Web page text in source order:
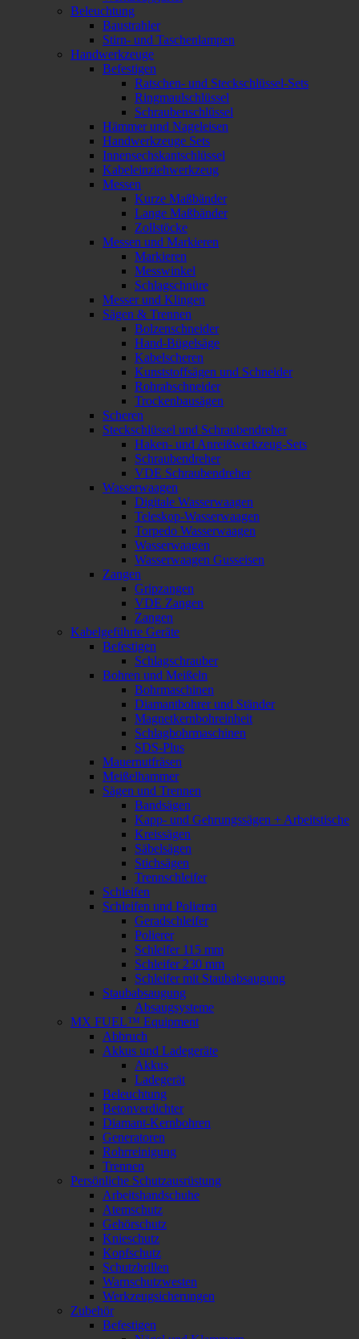
Beleuchtung
Baustrahler
Stirn- und Taschenlampen
Handwerkzeuge
Befestigen
Ratschen- und Steckschlüssel-Sets
Ringmaulschlüssel
Schraubenschlüssel
Hämmer und Nageleisen
Handwerkzeuge Sets
Innensechskantschlüssel
Kabeleinziehwerkzeug
Messen
Kurze Maßbänder
Lange Maßbänder
Zollstöcke
Messen und Markieren
Markieren
Messwinkel
Schlagschnüre
Messer und Klingen
Sägen & Trennen
Bolzenschneider
Hand-Bügelsäge
Kabelscheren
Kunststoffsägen und Schneider
Rohrabschneider
Trockenbausägen
Scheren
Steckschlüssel und Schraubendreher
Haken- und Anreißwerkzeug-Sets
Schraubendreher
VDE Schraubendreher
Wasserwaagen
Digitale Wasserwaagen
Teleskop-Wasserwaagen
Torpedo Wasserwaagen
Wasserwaagen
Wasserwaagen Gusseisen
Zangen
Gripzangen
VDE Zangen
Zangen
Kabelgeführte Geräte
Befestigen
Schlagschrauber
Bohren und Meißeln
Bohrmaschinen
Diamantbohrer und Ständer
Magnetkernbohreinheit
Schlagbohrmaschinen
SDS-Plus
Mauernutfräsen
Meißelhammer
Sägen und Trennen
Bandsägen
Kapp- und Gehrungssägen + Arbeitstische
Kreissägen
Säbelsägen
Stichsägen
Trennschleifer
Schleifen
Schleifen und Polieren
Geradschleifer
Polierer
Schleifer 115 mm
Schleifer 230 mm
Schleifer mit Staubabsaugung
Staubabsaugung
Absaugsysteme
MX FUEL™ Equipment
Abbruch
Akkus und Ladegeräte
Akkus
Ladegerät
Beleuchtung
Betonverdichter
Diamant-Kernbohren
Generatoren
Rohrreinigung
Trennen
Persönliche Schutzausrüstung
Arbeitshandschuhe
Atemschutz
Gehörschutz
Knieschutz
Kopfschutz
Schutzbrillen
Warnschutzwesten
Werkzeugsicherungen
Zubehör
Befestigen